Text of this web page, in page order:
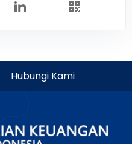
Hubungi Kami